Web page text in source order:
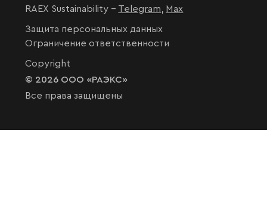
RAEX Sustainability – Telegram Max
Защита персональных данных
Ограничение ответственности
Copyright
© 2026 ООО «РАЭКС»
Все права защищены